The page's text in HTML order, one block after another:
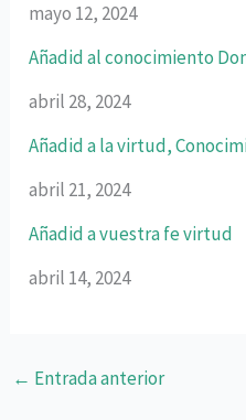
mayo 12, 2024
Añadid al conocimiento
abril 28, 2024
Añadid a la virtud,
abril 21, 2024
Añadid a vuestra fe virtud
abril 14, 2024
← Entrada anterior